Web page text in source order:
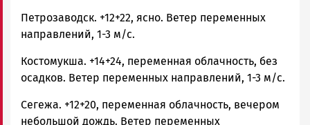
Петрозаводск. +12+22, ясно. Ветер переменных
направлений, 1-3 м/с.
Костомукша. +14+24, переменная облачность, без
осадков. Ветер переменных направлений, 1-3 м/с.
Сегежа. +12+20, переменная облачность, вечером
небольшой дождь. Ветер переменных